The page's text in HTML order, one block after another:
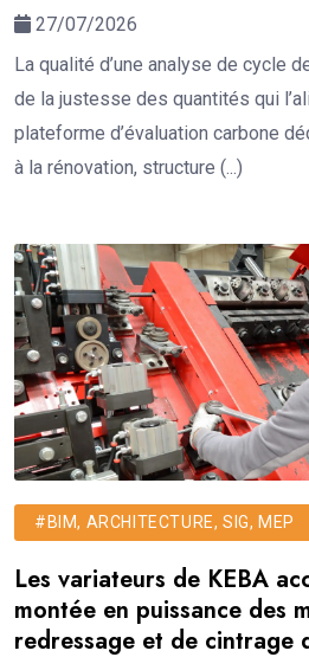
27/07/2026
La qualité d’une analyse de cycle
de la justesse des quantités qui
plateforme d’évaluation carbone
à la rénovation, structure (...)
#BIM, ARCHITECTURE, SIG, MEP
Les variateurs de KEBA
montée en puissance des
redressage et de cintrage